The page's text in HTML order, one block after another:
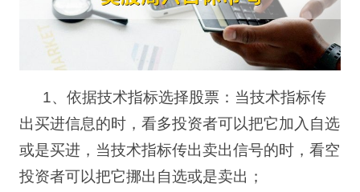
1、依据技术指标选择股票 ：当技术指标传
出买进信息的时，看多投资者可以把它加入自选
或是买进，当技术指标传出卖出信号的时，看空
投资者可以把它挪出自选或是卖出；